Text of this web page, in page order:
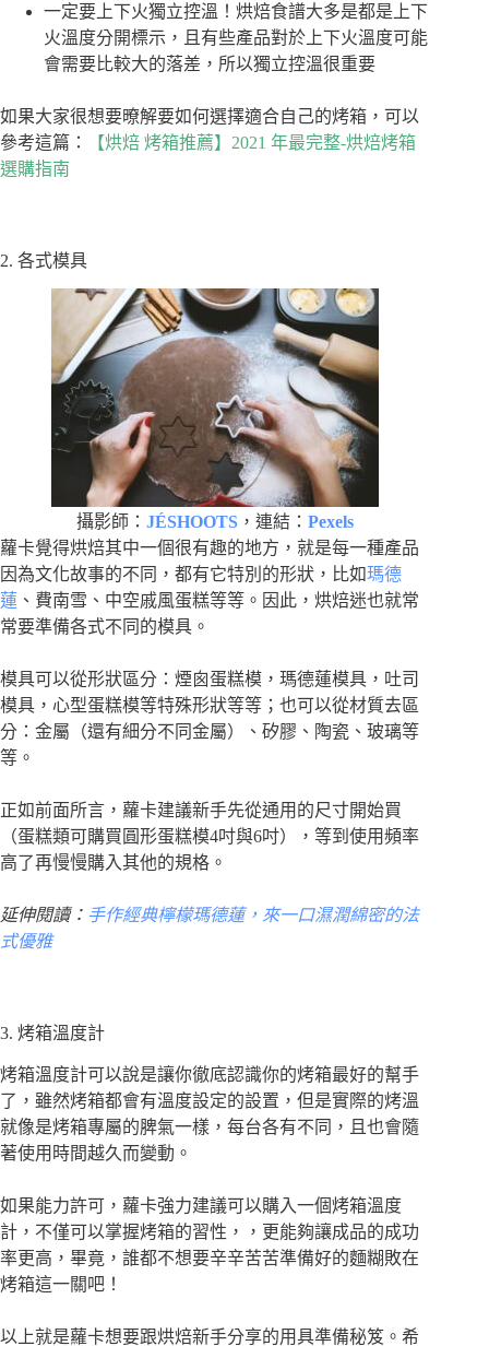
一定要上下火獨立控溫！烘焙食譜大多是都是上下
火溫度分開標示，且有些產品對於上下火溫度可能
會需要比較大的落差，所以獨立控溫很重要
如果大家很想要暸解要如何選擇適合自己的烤箱，可以
參考這篇：
【烘焙 烤箱推薦】2021 年最完整-烘焙烤箱
選購指南
2. 各式模具
攝影師：JÉSHOOTS ，連結：Pexels
蘿卡覺得烘焙其中一個很有趣的地方，就是每一種產品
因為文化故事的不同，都有它特別的形狀，比如瑪德
蓮 、費南雪、中空戚風蛋糕等等。因此，烘焙迷也就常
常要準備各式不同的模具。
模具可以從形狀區分：煙囪蛋糕模，瑪德蓮模具，吐司
模具，心型蛋糕模等特殊形狀等等；也可以從材質去區
分：金屬（還有細分不同金屬）、矽膠、陶瓷、玻璃等
等。
正如前面所言，蘿卡建議新手先從通用的尺寸開始買
（蛋糕類可購買圓形蛋糕模4吋與6吋），等到使用頻率
高了再慢慢購入其他的規格。
延伸閱讀： 手作經典檸檬瑪德蓮，來一口濕潤綿密的法
式優雅
3. 烤箱溫度計
烤箱溫度計可以說是讓你徹底認識你的烤箱最好的幫手
了，雖然烤箱都會有溫度設定的設置，但是實際的烤溫
就像是烤箱專屬的脾氣一樣，每台各有不同，且也會隨
著使用時間越久而變動。
如果能力許可，蘿卡強力建議可以購入一個烤箱溫度
計，不僅可以掌握烤箱的習性，，更能夠讓成品的成功
率更高，畢竟，誰都不想要辛辛苦苦準備好的麵糊敗在
烤箱這一關吧！
以上就是蘿卡想要跟烘焙新手分享的用具準備秘笈。希